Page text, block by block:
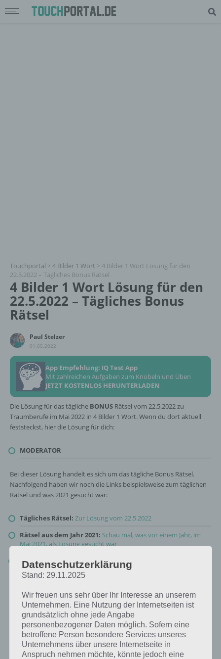
Touchportal > 4 Bilder 1 Wort > 4 Bilder 1 Wort Lösung für den
22.5.2022 – Tägliches Bonus Rätsel
4 Bilder 1 Wort Lösung für den
22.5.2022 – Tägliches Bonus
Rätsel
Paul Stelzer
01.05.2022
App Empfehlung: IQ Test App
Mit zahlreichen Aufgaben zum Knobeln und Üben
JETZT KOSTENLOS HERUNTERLADEN
Die Lösung für das tägliche BONUS Rätsel vom 22.5.2022 zu
Traumberufe im Mai 2022 in 4 Bilder 1 Wort. Wenn du dort aktuell
feststeckst, hier die Lösung für dich:
MODERATOR
Bei dieser Lösung handelt es sich um das tägliche Bonus Rätsel.
Nachfolgend haben wir noch die Links beispielsweise zum täglichen
Rätsel und was 2021 gesucht war:
Tägliches Rätsel: Zur Lösung vom 22.5.2022
Rätsel aus dem Jahr 2021: Schau mal, was vor einem Jahr, im
Mai 2021, als Lösung gesucht war
Zur Übersicht:
4 Bilder 1 Wort Lösungen zu Traumberufe im Mai
2022!
Datenschutzerklärung
Stand: 29.11.2025
Wir freuen uns sehr über Ihr Interesse an unserem
Unternehmen. Eine Nutzung der Internetseiten ist
grundsätzlich ohne jede Angabe
personenbezogener Daten möglich. Sofern eine
betroffene Person besondere Services unseres
Unternehmens über unsere Internetseite in
Anspruch nehmen möchte, könnte jedoch eine